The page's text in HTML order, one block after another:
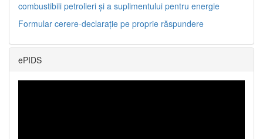
combustibili petrolieri și a suplimentului pentru energie
Formular cerere-declarație pe proprie răspundere
ePIDS